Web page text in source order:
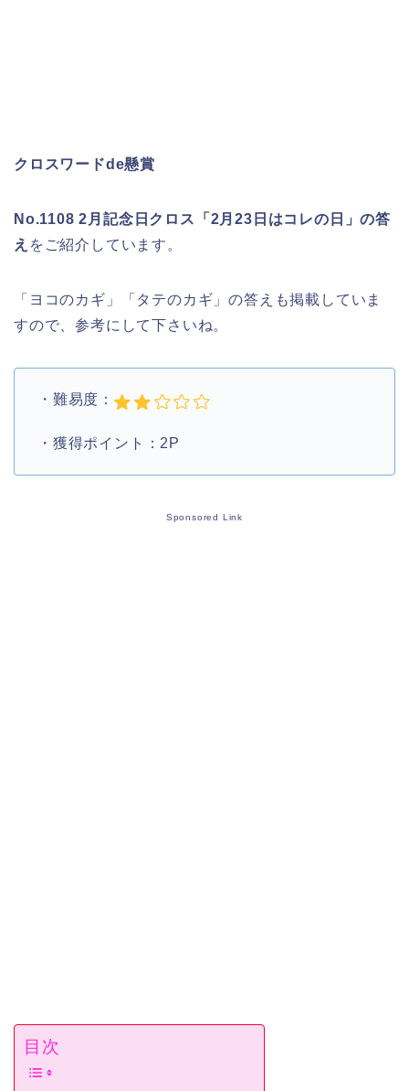
クロスワードde懸賞
No.1108 2月記念日クロス「2月23日はコレの日」の答
え をご紹介しています。
「ヨコのカギ」「タテのカギ」の答えも掲載していま
すので、参考にして下さいね。
・難易度：
・獲得ポイント：2P
Sponsored Link
目次